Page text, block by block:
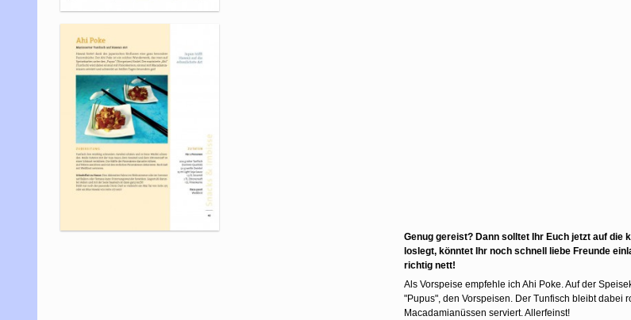
Genug gereist? Dann solltet Ihr Euch jetzt auf
loslegt, könntet Ihr noch schnell liebe Freunde
richtig nett!
Als Vorspeise empfehle ich Ahi Poke. Auf der
"Pupus", den Vorspeisen. Der Tunfisch bleibt
Macadamianüssen serviert. Allerfeinst!